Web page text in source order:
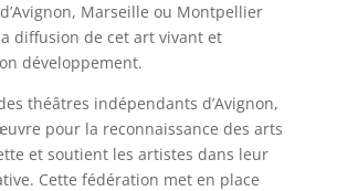
Marseille ou Montpellier
diffusion de cet art vivant et
développement.
théâtres indépendants d’Avignon,
pour la reconnaissance des arts
et soutient les artistes dans leur
Cette fédération met en place